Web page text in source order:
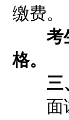
缴费。
考
格。
三
面试